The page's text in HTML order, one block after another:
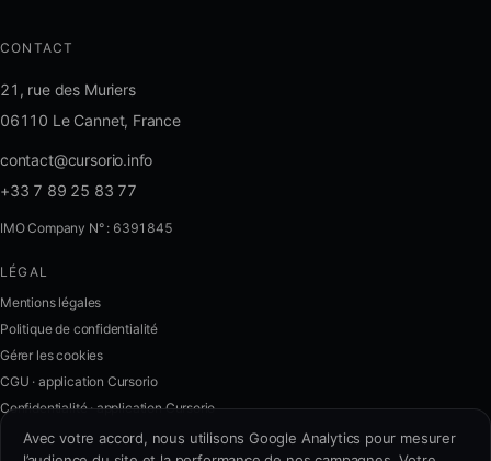
CONTACT
21, rue des Muriers
06110 Le Cannet, France
contact@cursorio.info
+33 7 89 25 83 77
IMO Company N° : 6391845
LÉGAL
Mentions légales
Politique de confidentialité
Gérer les cookies
CGU · application Cursorio
Confidentialité · application Cursorio
Avec votre accord, nous utilisons Google Analytics pour mesurer